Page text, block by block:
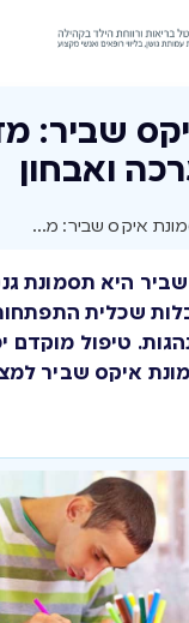
שביר:
ואבחון
תסמונת איקס שביר: מדריך לקבלת הערכה ואבחון
היא תסמונת
שכלית
טיפול מוקדם
איקס שביר